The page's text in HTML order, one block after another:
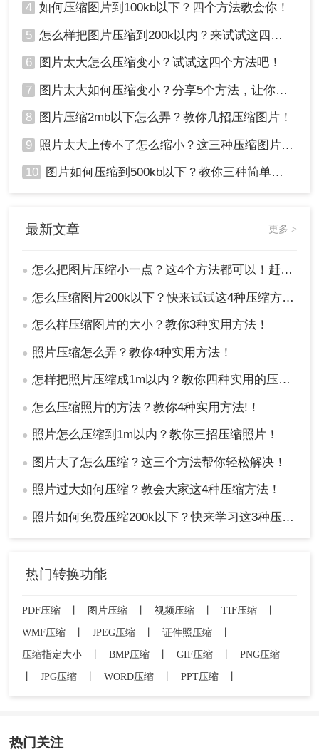
4 如何压缩图片到100kb以下？四个方法教会你！
5 怎么样把图片压缩到200k以内？来试试这四种压缩方法！
6 图片太大怎么压缩变小？试试这四个方法吧！
7 图片太大如何压缩变小？分享5个方法，让你轻松调整图片大小
8 图片压缩2mb以下怎么弄？教你几招压缩图片！
9 照片太大上传不了怎么缩小？这三种压缩图片的方法非常实用！
10 图片如何压缩到500kb以下？教你三种简单方法！
最新文章 更多 >
● 怎么把图片压缩小一点？这4个方法都可以！赶紧试试！
● 怎么压缩图片200k以下？快来试试这4种压缩方法!！
● 怎么样压缩图片的大小？教你3种实用方法！
● 照片压缩怎么弄？教你4种实用方法！
● 怎样把照片压缩成1m以内？教你四种实用的压缩方法！
● 怎么压缩照片的方法？教你4种实用方法!！
● 照片怎么压缩到1m以内？教你三招压缩照片！
● 图片大了怎么压缩？这三个方法帮你轻松解决！
● 照片过大如何压缩？教会大家这4种压缩方法！
● 照片如何免费压缩200k以下？快来学习这3种压缩方法！
热门转换功能
PDF压缩 图片压缩 视频压缩 TIF压缩
WMF压缩
JPEG压缩 证件照压缩
压缩指定大小
BMP压缩 GIF压缩
PNG压缩
JPG压缩 WORD压缩 PPT压缩
热门关注